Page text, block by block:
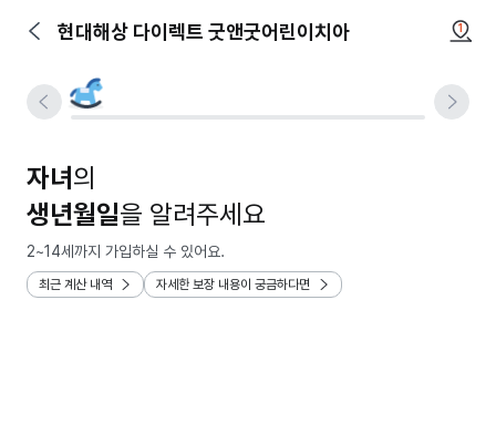
현대해상 다이렉트 굿앤굿어린이치아 1
자녀 의
생년월일을 알려주세요
2~14세까지 가입하실 수 있어요.
최근 계산 내역 자세한 보장 내용이 궁금하다면